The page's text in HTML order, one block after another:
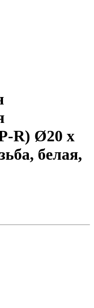
R) Ø20 х
белая,